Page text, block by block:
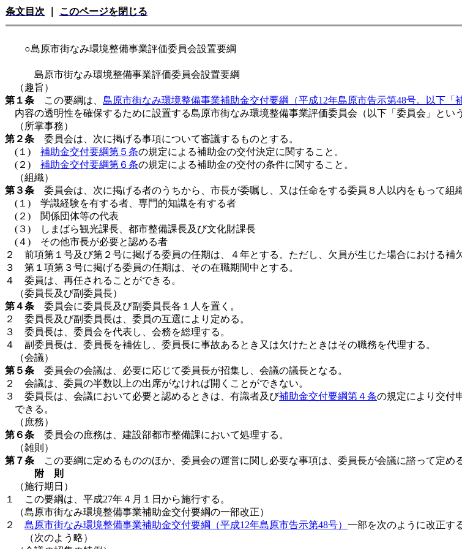
条文目次 このページを閉じる
○島原市街なみ環境整備事業評価委員会設置要綱
島原市街なみ環境整備事業評価委員会設置要綱
（趣旨）
第１条 この要綱は、 島原市街なみ環境整備事業補助金交付要綱（平成12年島原市告示第48号。以下「
内容の透明性を確保するために設置する島原市街なみ環境整備事業評価委員会（以下「委員会」とい
（所掌事務）
第２条 委員会は、次に掲げる事項について審議するものとする。
(１) 補助金交付要綱第５条の規定による補助金の交付決定に関すること。
(２) 補助金交付要綱第６条の規定による補助金の交付の条件に関すること。
（組織）
第３条 委員会は、次に掲げる者のうちから、市長が委嘱し、又は任命をする委員８人以内をもって組
(１) 学識経験を有する者、専門的知識を有する者
(２) 関係団体等の代表
(３) しまばら観光課長、都市整備課長及び文化財課長
(４) その他市長が必要と認める者
２ 前項第１号及び第２号に掲げる委員の任期は、４年とする。ただし、欠員が生じた場合における補
３ 第１項第３号に掲げる委員の任期は、その在職期間中とする。
４ 委員は、再任されることができる。
（委員長及び副委員長）
第４条 委員会に委員長及び副委員長各１人を置く。
２ 委員長及び副委員長は、委員の互選により定める。
３ 委員長は、委員会を代表し、会務を総理する。
４ 副委員長は、委員長を補佐し、委員長に事故あるとき又は欠けたときはその職務を代理する。
（会議）
第５条 委員会の会議は、必要に応じて委員長が招集し、会議の議長となる。
２ 会議は、委員の半数以上の出席がなければ開くことができない。
３ 委員長は、会議において必要と認めるときは、有識者及び補助金交付要綱第４条の規定により交付
できる。
（庶務）
第６条 委員会の庶務は、建設部都市整備課において処理する。
（雑則）
第７条 この要綱に定めるもののほか、委員会の運営に関し必要な事項は、委員長が会議に諮って定める
附 則
（施行期日）
１ この要綱は、平成27年４月１日から施行する。
（島原市街なみ環境整備事業補助金交付要綱の一部改正）
２ 島原市街なみ環境整備事業補助金交付要綱（平成12年島原市告示第48号） 一部を次のように改正する
（次のよう略）